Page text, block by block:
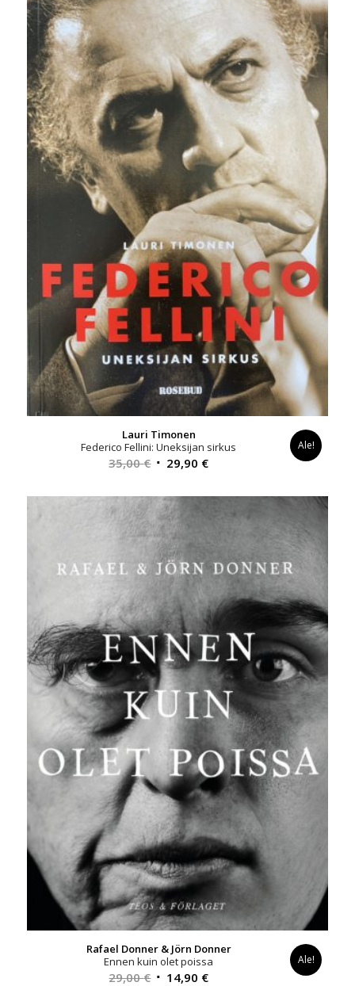
Lauri Timonen
Federico Fellini: Uneksijan sirkus
35,00€ Alkuperäinen
oli:
35,00 €.
29,90 €Nykyinen
on:
29,90 €.
Ale!
Rafael Donner & Jörn Donner
Ennen kuin olet poissa
29,00€ Alkuperäinen
14,90 €Nykyinen
Ale!